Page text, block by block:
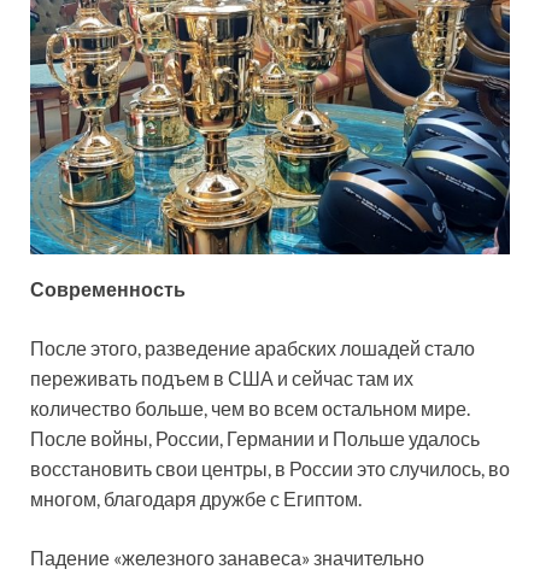
Современность
После этого, разведение арабских лошадей стало
переживать подъем в США и сейчас там их
количество больше, чем во всем остальном мире.
После войны, России, Германии и Польше удалось
восстановить свои центры, в России это случилось, во
многом, благодаря дружбе с Египтом.
Падение «железного занавеса» значительно